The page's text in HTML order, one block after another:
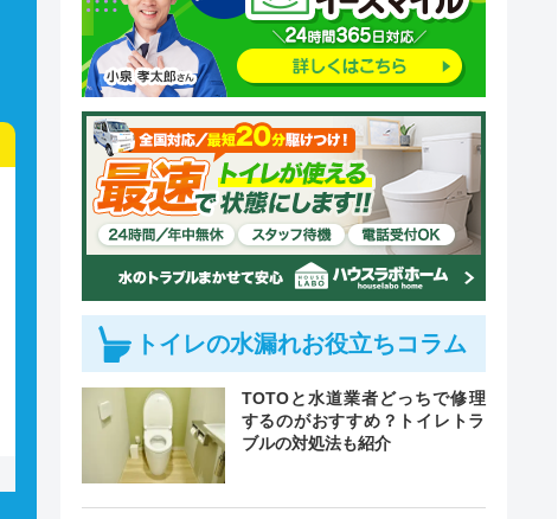
トイレの水漏れお役立ちコラム
TOTOと水道業者どっちで修理
するのがおすすめ？トイレトラ
ブルの対処法も紹介